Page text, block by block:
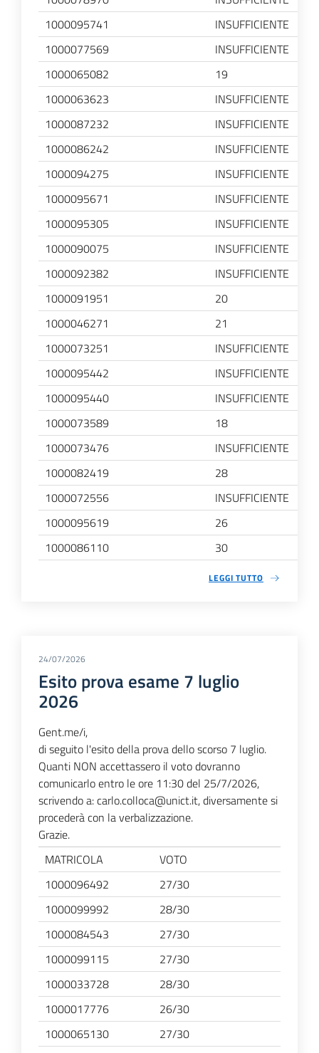
1000095741
INSUFFICIENTE
1000077569
INSUFFICIENTE
1000065082
19
1000063623
INSUFFICIENTE
1000087232
INSUFFICIENTE
1000086242
INSUFFICIENTE
1000094275
INSUFFICIENTE
1000095671
INSUFFICIENTE
1000095305
INSUFFICIENTE
1000090075
INSUFFICIENTE
1000092382
INSUFFICIENTE
1000091951
20
1000046271
21
1000073251
INSUFFICIENTE
1000095442
INSUFFICIENTE
1000095440
INSUFFICIENTE
1000073589
18
1000073476
INSUFFICIENTE
1000082419
28
1000072556
INSUFFICIENTE
1000095619
26
1000086110
30
LEGGI TUTTO
24/07/2026
Esito prova esame 7 luglio
2026
Gent.me/i,
di seguito l'esito della prova dello scorso 7 luglio.
Quanti NON accettassero il voto dovranno
comunicarlo entro le ore 11:30 del 25/7/2026,
scrivendo a: carlo.colloca@unict.it, diversamente si
procederà con la verbalizzazione.
Grazie.
MATRICOLA
VOTO
1000096492
27/30
1000099992
28/30
1000084543
27/30
1000099115
27/30
1000033728
28/30
1000017776
26/30
1000065130
27/30